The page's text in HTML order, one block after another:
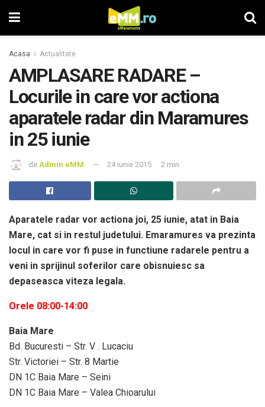
Acasa Actualitate
AMPLASARE RADARE –
Locurile in care vor actiona
aparatele radar din Maramures
in 25 iunie
de Admin eMM 24 iunie 2015 2 min
Aparatele radar vor actiona joi, 25 iunie, atat in Baia
Mare, cat si in restul judetului. Emaramures va prezinta
locul in care vor fi puse in functiune radarele pentru a
veni in sprijinul soferilor care obisnuiesc sa
depaseasca viteza legala.
Orele 08:00-14:00
Baia Mare
Bd. Bucuresti – Str. V . Lucaciu
Str. Victoriei – Str. 8 Martie
DN 1C Baia Mare – Seini
DN 1C Baia Mare – Valea Chioarului